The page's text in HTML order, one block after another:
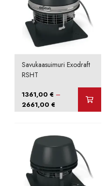
Savukaasuimuri Exodraft
RSHT
1361,00€ –
2661,00€ Hintaluokka:
1361,00 €
2661,00 €